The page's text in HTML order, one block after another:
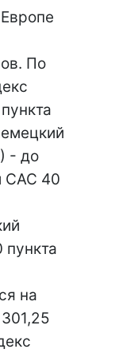
По
- до
CAC 40
пункта
на